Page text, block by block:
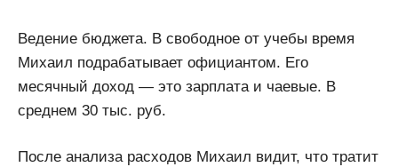
Ведение бюджета. В свободное от учебы время
Михаил подрабатывает официантом. Его
месячный доход — это зарплата и чаевые. В
среднем 30 тыс. руб.
После анализа расходов Михаил видит, что тратит